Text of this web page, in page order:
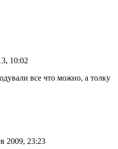
10:02
все что можно, а толку
2009, 23:23